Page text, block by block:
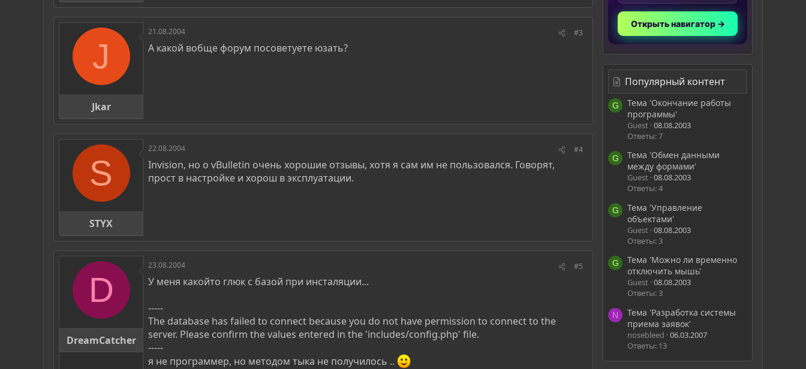
J
Jkar
21.08.2004 #3
А какой вобще форум посоветуете юзать?
S
STYX
22.08.2004 #4
Invision, но о vBulletin очень хорошие отзывы, хотя я сам им не пользовался. Говорят,
прост в настройке и хорош в эксплуатации.
D
DreamCatcher
23.08.2004 #5
У меня какойто глюк с базой при инсталяции...
-----
The database has failed to connect because you do not have permission to connect to the
server. Please confirm the values entered in the 'includes/config.php' file.
-----
я не программер, но методом тыка не получилось ..
Открыть навигатор →
Популярный контент
G
Тема 'Окончание работы
программы'
Guest 08.08.2003
Ответы: 7
G
Тема 'Обмен данными
между формами'
Guest 08.08.2003
Ответы: 4
G
Тема 'Управление
объектами'
Guest 08.08.2003
Ответы: 3
G
Тема 'Можно ли временно
отключить мышь'
Guest 08.08.2003
Ответы: 3
N
Тема 'Разработка системы
приема заявок'
nosebleed 06.03.2007
Ответы: 13